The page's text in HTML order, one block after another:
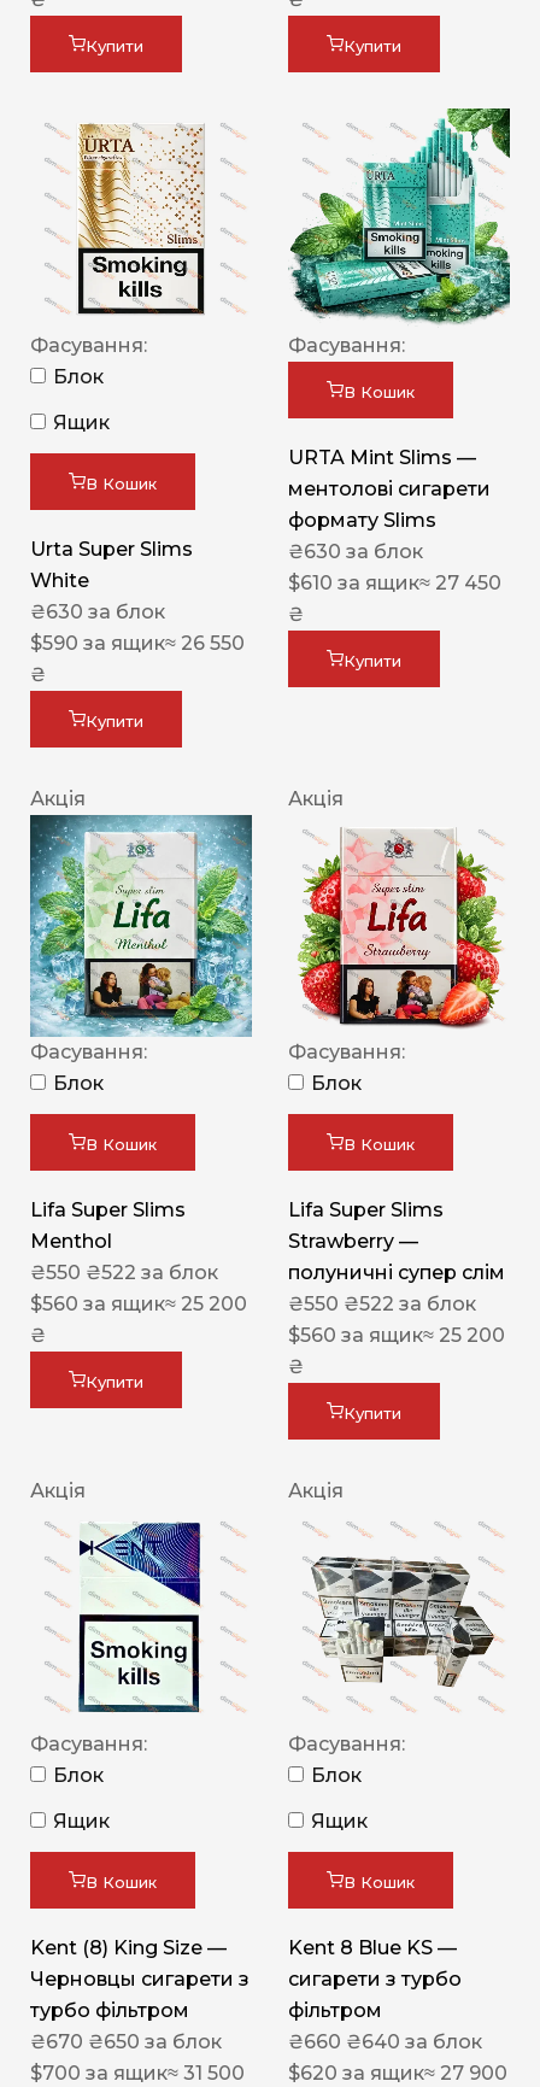
Купити Купити
Фасування:
Блок
Ящик
В Кошик
Urta Super Slims
White
₴630 за блок
$590 за ящик≈ 26 550
₴
Купити
Фасування:
В Кошик
URTA Mint Slims —
ментолові сигарети
формату Slims
₴630 за блок
$610 за ящик≈ 27 450
₴
Купити
Акція
Фасування:
Блок
В Кошик
Lifa Super Slims
Menthol
₴550 ₴522 за блок
$560 за ящик≈ 25 200
₴
Купити
Акція
Фасування:
Блок
В Кошик
Lifa Super Slims
Strawberry —
полуничні супер слім
₴550 ₴522 за блок
$560 за ящик≈ 25 200
₴
Купити
Акція
Фасування:
Блок
Ящик
В Кошик
Kent (8) King Size —
Черновцы сигарети з
турбо фільтром
₴670 ₴650 за блок
$700 за ящик≈ 31 500
Акція
Фасування:
Блок
Ящик
В Кошик
Kent 8 Blue KS —
сигарети з турбо
фільтром
₴660 ₴640 за блок
$620 за ящик≈ 27 900